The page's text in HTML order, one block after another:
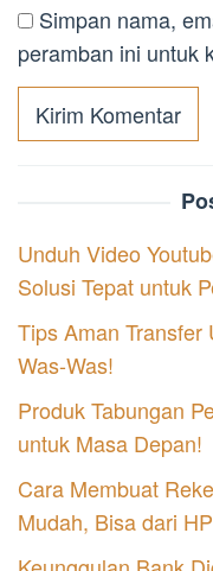
Simpan nama,
peramban ini untuk
Unduh Video
Solusi Tepat untuk
Tips Aman
Was-Was!
Produk Tabungan
untuk Masa Depan!
Cara Membuat
Mudah, Bisa dari